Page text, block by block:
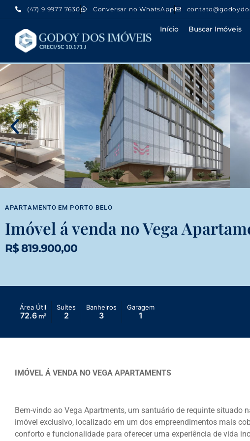
(47) 9 9977 7630 Conversar no WhatsApp
Início Buscar Imóveis
APARTAMENTO EM PORTO BELO
Imóvel á venda no Vega
R$ 819.900,00
Área Útil
72.6m²
Suítes
2
Banheiros
3
Garagem
1
IMÓVEL Á VENDA NO VEGA APARTAMENTS
Bem-vindo ao Vega Apartments, um santuário de requinte situado
imóvel exclusivo, localizado em um dos empreendimentos mais
conforto e funcionalidade para oferecer uma experiência de vida